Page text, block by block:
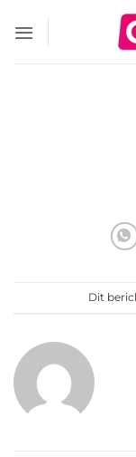
naar
Dit